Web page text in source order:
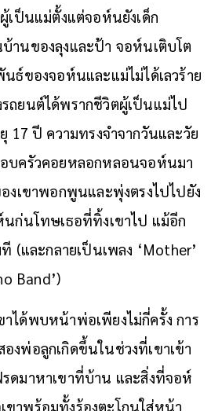
เป็นแม่ตั้งแต่จอห์นยังเด็ก
านของลุงและป้า จอห์นเติบโต
ธ์ของจอห์นและแม่ไม่ได้เลวร้าย
ถยนต์ได้พรากชีวิตผู้เป็นแม่ไป
17 ปี ความทรงจำจากวันและวัย
บครัวคอยหลอกหลอนจอห์นมา
งเขาพอกพูนและพุ่งตรงไปไปยัง
ก่นโทษเธอที่ทิ้งเขาไป แม้อีก
(และกลายเป็นเพลง ‘Mother’
Band’)
ได้พบหน้าพ่อเพียงไม่กี่ครั้ง การ
งพ่อลูกเกิดขึ้นในช่วงที่เขาเข้า
ดมาหาเขาที่บ้าน และสิ่งที่จอห์
ขาพร้อมทั้งร้องตะโกนใส่หน้า